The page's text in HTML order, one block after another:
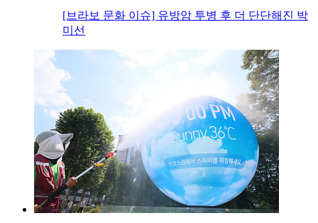
[브라보 문화 이슈] 유방암 투병 후 더 단단해진 박
미선